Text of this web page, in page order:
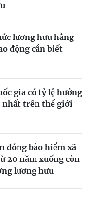
lương hưu hằng
động cần biết
gia có tỷ lệ hưởng
nhất trên thế giới
đóng bảo hiểm xã
20 năm xuống còn
lương hưu